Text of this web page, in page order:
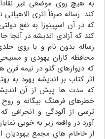
به هیچ روى موضعى غیر
کند. رساله صرفاً اثرى
که در آن اسپینوزا به نفع
کند که آزادى اندیشه در
رساله بدون نام و با روى
محافظه کاران یهودى و
که دیوارهاى گتو در نیمه
اثر کتاب بر اندیشه یهود به
که مدت ها پیش از آن اندیشه
خطرهاى فرهنگ بیگانه و
ترسى از آلودگى و انحرافى
از خاخام های مجمع یهودیان